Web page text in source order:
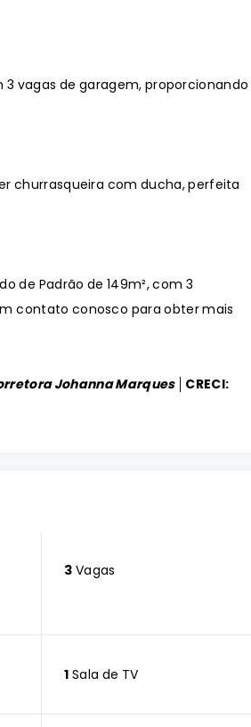
vagas de garagem, proporcionando
churrasqueira com ducha, perfeita
de Padrão de 149m², com 3
contato conosco para obter mais
Johanna Marques │ CRECI:
3 Vagas
1 Sala de TV